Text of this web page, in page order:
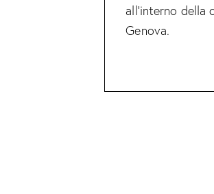
all’interno
Genova.